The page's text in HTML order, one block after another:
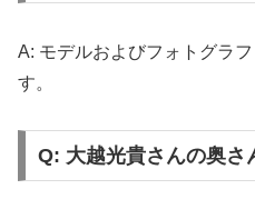
A: モデルおよびフォトグラ
す。
Q: 大越光貴さんの奥さ